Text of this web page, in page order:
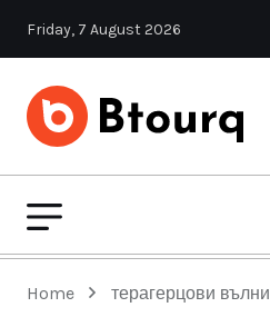
Friday, 7 August 2026
Home терагерцови вълни